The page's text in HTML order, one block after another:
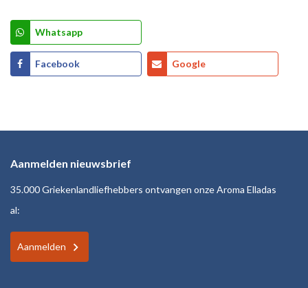
Whatsapp
Facebook Google
Aanmelden nieuwsbrief
35.000 Griekenlandliefhebbers ontvangen onze Aroma Elladas
al:
Aanmelden